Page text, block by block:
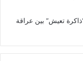
الحمامات الدولي في دورته الـ60: “ذاكرة تعيش” بين عراقة